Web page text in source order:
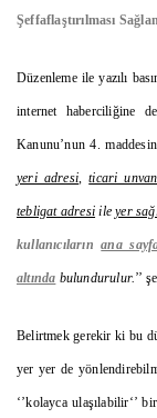
Şeffaflaştırılması
Düzenleme ile yazılı
internet haberciliğine
Kanunu’nun 4.
yeri adresi,ticari
tebligat adresi ileyer
kullanıcılarınana
altında bulundurulur.’’
Belirtmek gerekir ki bu
yer yer de
‘’kolayca ulaşılabilir‘’